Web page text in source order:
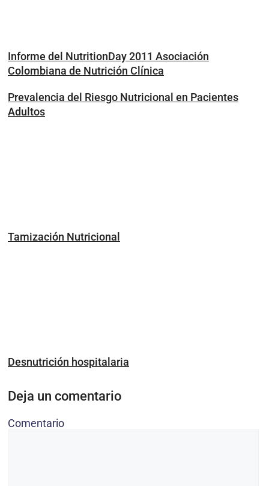
Informe del NutritionDay 2011 Asociación
Colombiana de Nutrición Clínica
Prevalencia del Riesgo Nutricional en Pacientes
Adultos
Tamización Nutricional
Desnutrición hospitalaria
Deja un comentario
Comentario